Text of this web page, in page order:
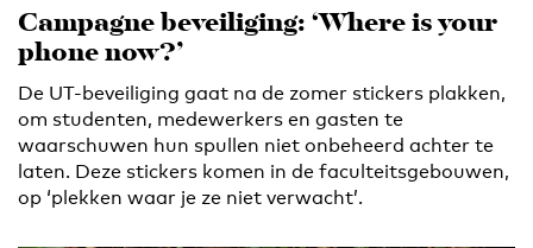
Campagne beveiliging: ‘Where is your
phone now?’
De UT-beveiliging gaat na de zomer stickers plakken,
om studenten, medewerkers en gasten te
waarschuwen hun spullen niet onbeheerd achter te
laten. Deze stickers komen in de faculteitsgebouwen,
op ‘plekken waar je ze niet verwacht’.